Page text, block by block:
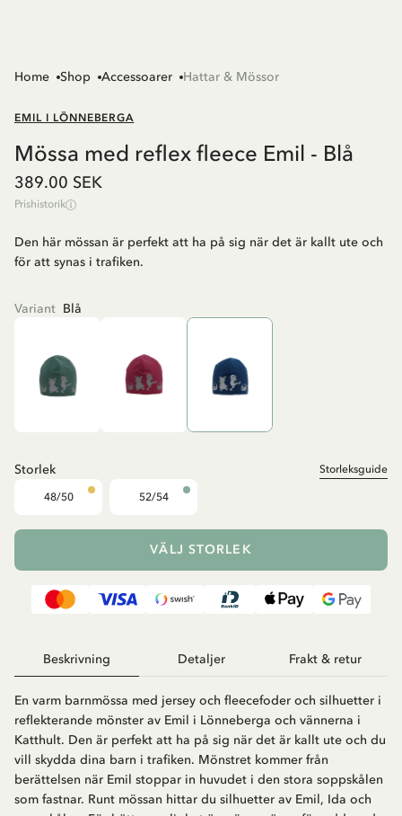
Home Shop Accessoarer Hattar & Mössor
EMIL I LÖNNEBERGA
Mössa med reflex fleece Emil - Blå
389.00 SEK
Prishistorik
Den här mössan är perfekt att ha på sig när det är kallt ute och
för att synas i trafiken.
Variant Blå
Storlek Storleksguide
48/50 52/54
VÄLJ STORLEK
Beskrivning Detaljer Frakt & retur
En varm barnmössa med jersey och fleecefoder och silhuetter i
reflekterande mönster av Emil i Lönneberga och vännerna i
Katthult. Den är perfekt att ha på sig när det är kallt ute och du
vill skydda dina barn i trafiken. Mönstret kommer från
berättelsen när Emil stoppar in huvudet i den stora soppskålen
som fastnar. Runt mössan hittar du silhuetter av Emil, Ida och